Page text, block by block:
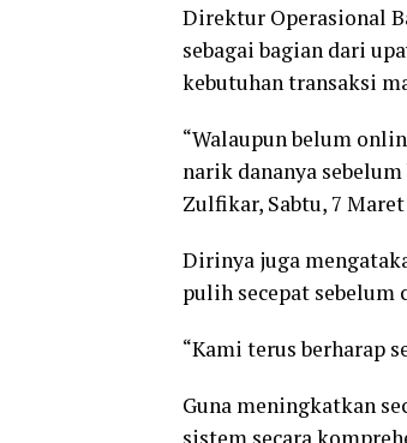
Direktur Operasional
sebagai bagian dari
kebutuhan transaksi
“Walaupun belum
narik dananya
Zulfikar, Sabtu, 7 Maret
Dirinya juga
pulih secepat sebelum
“Kami terus berharap
Guna meningkatkan